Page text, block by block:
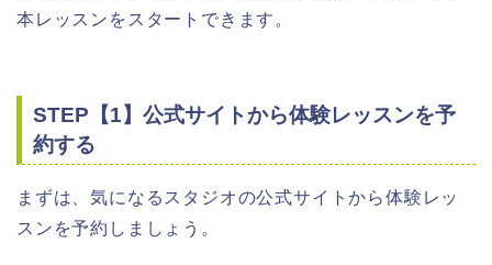
本レッスンをスタートできます。
STEP【1】公式サイトから体験レッスンを予
約する
まずは、気になるスタジオの公式サイトから体験レッ
スンを予約しましょう。